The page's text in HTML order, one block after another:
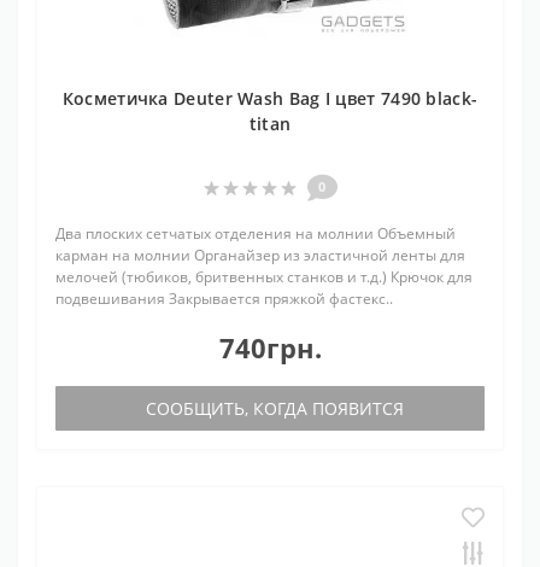
Косметичка Deuter Wash Bag I цвет 7490 black-
titan
0
Два плоских сетчатых отделения на молнии Объемный
карман на молнии Органайзер из эластичной ленты для
мелочей (тюбиков, бритвенных станков и т.д.) Крючок для
подвешивания Закрывается пряжкой фастекс..
740грн.
СООБЩИТЬ, КОГДА ПОЯВИТСЯ